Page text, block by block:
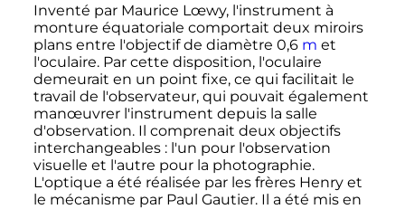
Inventé par Maurice Lœwy, l'instrument à
monture équatoriale comportait deux miroirs
plans entre l'objectif de diamètre 0,6 m et
l'oculaire. Par cette disposition, l'oculaire
demeurait en un point fixe, ce qui facilitait le
travail de l'observateur, qui pouvait également
manœuvrer l'instrument depuis la salle
d'observation. Il comprenait deux objectifs
interchangeables : l'un pour l'observation
visuelle et l'autre pour la photographie.
L'optique a été réalisée par les frères Henry et
le mécanisme par Paul Gautier. Il a été mis en